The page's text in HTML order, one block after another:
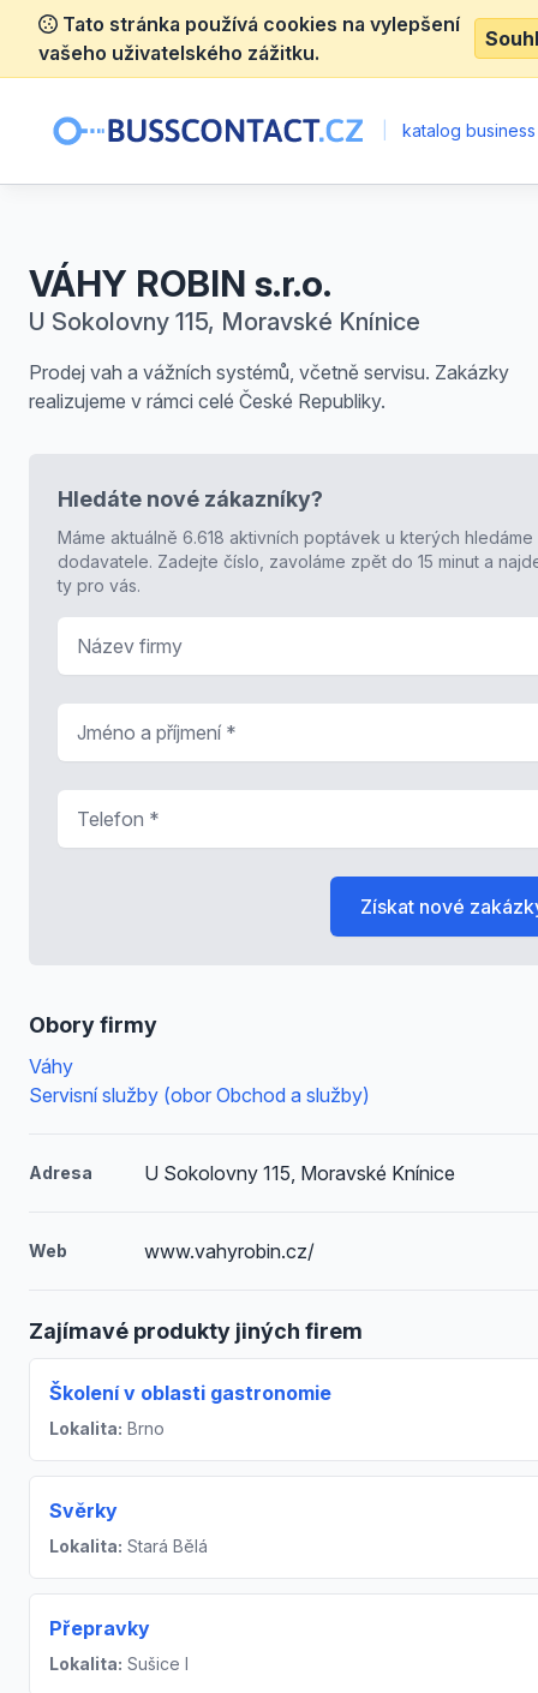
Tato stránka používá cookies na vylepšení
vašeho uživatelského zážitku.
katalog
VÁHY ROBIN s.r.o.
U Sokolovny 115, Moravské Knínice
Prodej vah a vážních systémů, včetně servisu. Zakázky
realizujeme v rámci celé České Republiky.
Obory firmy
Váhy
Servisní služby (obor Obchod a služby)
Adresa U Sokolovny 115, Moravské Knínice
Web www.vahyrobin.cz/
Zajímavé produkty jiných firem
Školení v oblasti gastronomie
Lokalita: Brno
Svěrky
Lokalita: Stará Bělá
Přepravky
Lokalita: Sušice I
Hledáte nové zákazníky?
Máme aktuálně 6.618 aktivních poptávek u kterých hledáme
dodavatele. Zadejte číslo, zavoláme zpět do 15 minut a
ty pro vás.
Získat nové